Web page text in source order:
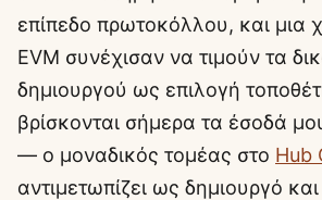
επίπεδο πρωτοκόλλου, και μια
EVM συνέχισαν να τιμούν τα
δημιουργού ως επιλογή
βρίσκονται σήμερα τα έσοδά
— ο μοναδικός τομέας στο Hub
αντιμετωπίζει ως δημιουργό